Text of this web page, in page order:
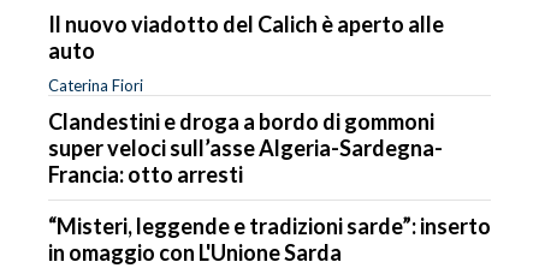
Il nuovo viadotto del Calich è aperto alle
auto
Caterina Fiori
Clandestini e droga a bordo di gommoni
super veloci sull’asse Algeria-Sardegna-
Francia: otto arresti
“Misteri, leggende e tradizioni sarde”: inserto
in omaggio con L'Unione Sarda